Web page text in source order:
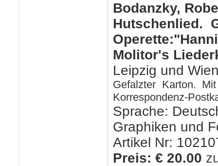
Bodanzky,
Hutschenlied.
Molitor's
Leipzig und
Gefalzter Karton.
Korrespondenz-
Sprache:
Graphiken und
Artikel Nr:
Preis: € 20.00